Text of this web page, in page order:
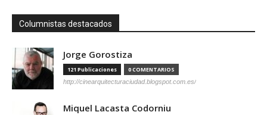
Columnistas destacados
Jorge Gorostiza
121 Publicaciones 0 COMENTARIOS
http://cinearquitecturaciudad.blogspot.com.es/
Miquel Lacasta Codorniu